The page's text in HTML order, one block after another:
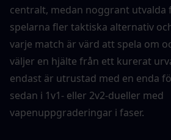
centralt, medan noggrant
spelarna fler taktiska alternativ
varje match är värd att spela om
väljer en hjälte från ett kurerat
endast är utrustad med en enda
sedan i 1v1- eller 2v2-dueller med
vapenuppgraderingar i faser.